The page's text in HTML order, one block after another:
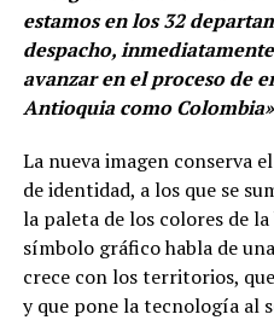
estamos en los 32
despacho,
avanzar en el proceso de
Antioquia como Colombia»
La nueva imagen conserva
de identidad, a los que se
la paleta de los colores de
símbolo gráfico habla de
crece con los territorios,
y que pone la tecnología al